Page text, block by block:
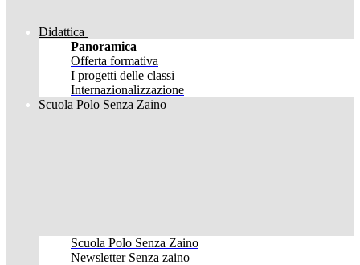
Didattica
Panoramica
Offerta formativa
I progetti delle classi
Internazionalizzazione
Scuola Polo Senza Zaino
Scuola Polo Senza Zaino
Newsletter Senza zaino